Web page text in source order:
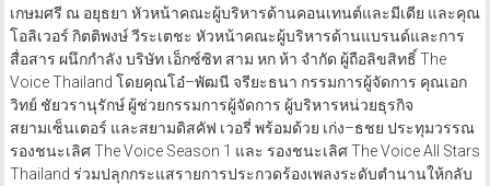
เกษมศรี ณ อยุธยา หัวหน้าคณะผู้บริหารด้านคอนเทนต์และมีเดีย และคุณ
โอลิเวอร์ กิตติพงษ์ วีระเตชะ หัวหน้าคณะผู้บริหารด้านแบรนด์และการ
สื่อสาร ผนึกกำลัง บริษัท เอ็กซ์ซิท สาม หก ห้า จำกัด ผู้ถือลิขสิทธิ์ The
Voice Thailand โดยคุณโอ๋–พัฒนี จรียะธนา กรรมการผู้จัดการ คุณเอก
วิทย์ ชัยวรานุรักษ์ ผู้ช่วยกรรมการผู้จัดการ ผู้บริหารหน่วยธุรกิจ
สยามเซ็นเตอร์ และสยามดิสคัฟ เวอรี่ พร้อมด้วย เก่ง–ธชย ประทุมวรรณ
รองชนะเลิศ The Voice Season 1 และ รองชนะเลิศ The Voice All Stars
Thailand ร่วมปลุกกระแสรายการประกวดร้องเพลงระดับตำนานให้กลับ